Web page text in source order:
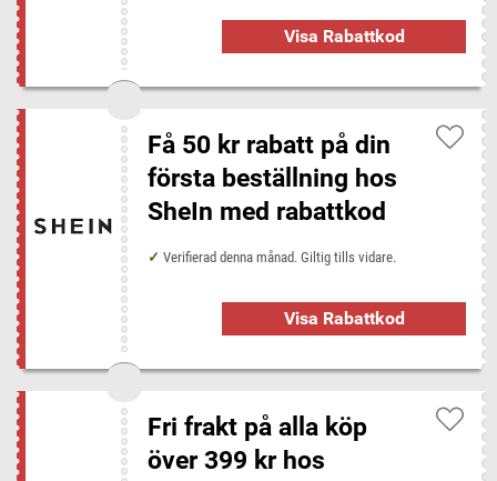
Visa Rabattkod
Få 50 kr rabatt på din
första beställning hos
SheIn med rabattkod
Verifierad denna månad. Giltig tills vidare.
Visa Rabattkod
Fri frakt på alla köp
över 399 kr hos